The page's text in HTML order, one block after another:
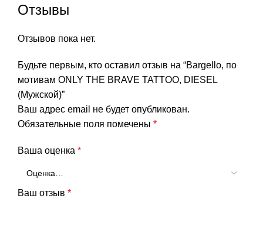
Отзывы
Отзывов пока нет.
Будьте первым, кто оставил отзыв на “Bargello, по
мотивам ONLY THE BRAVE TATTOO, DIESEL
(Мужской)”
Ваш адрес email не будет опубликован.
Обязательные поля помечены *
Ваша оценка *
Ваш отзыв *